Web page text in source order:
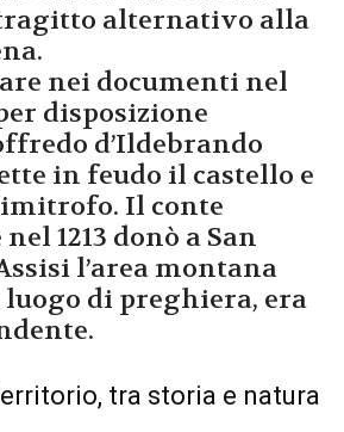
alternativo alla
nei documenti nel
disposizione
d’Ildebrando
in feudo il castello e
Il conte
1213 donò a San
l’area montana
di preghiera, era
tra storia e natura